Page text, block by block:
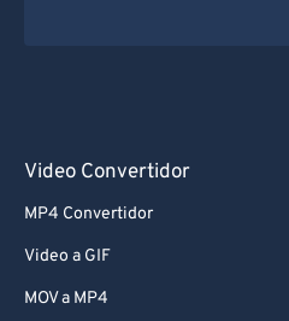
Video Convertidor
MP4 Convertidor
Video a GIF
MOV a MP4